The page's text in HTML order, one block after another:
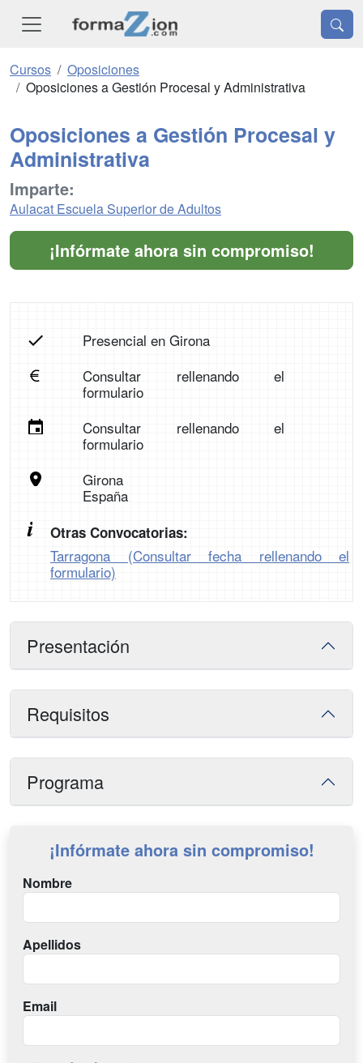
Cursos
Oposiciones
Oposiciones a Gestión Procesal y Administrativa
Oposiciones a Gestión Procesal y
Administrativa
Imparte:
Aulacat Escuela Superior de Adultos
¡Infórmate ahora sin compromiso!
Presencial en Girona
Consultar rellenando el
formulario
Consultar rellenando el
formulario
Girona
España
Otras Convocatorias:
Tarragona (Consultar fecha rellenando el
formulario)
Presentación
Requisitos
Programa
¡Infórmate ahora sin compromiso!
Nombre
Apellidos
Email